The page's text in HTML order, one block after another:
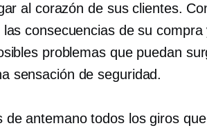
al corazón de sus clientes.
consecuencias de su
problemas que puedan
sensación de seguridad.
de antemano todos los giros